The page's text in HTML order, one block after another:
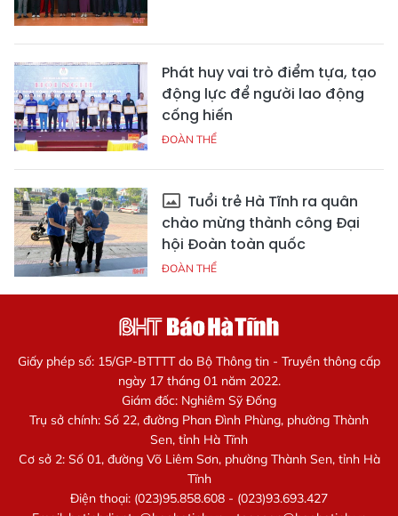
Phát huy vai trò điểm tựa, tạo
động lực để người lao động
cống hiến
ĐOÀN THỂ
Tuổi trẻ Hà Tĩnh ra quân
chào mừng thành công Đại
hội Đoàn toàn quốc
ĐOÀN THỂ
Giấy phép số: 15/GP-BTTTT do Bộ Thông tin - Truyền thông cấp
ngày 17 tháng 01 năm 2022.
Giám đốc: Nghiêm Sỹ Đống
Trụ sở chính: Số 22, đường Phan Đình Phùng, phường Thành
Sen, tỉnh Hà Tĩnh
Cơ sở 2: Số 01, đường Võ Liêm Sơn, phường Thành Sen, tỉnh Hà
Tĩnh
Điện thoại: (023)95.858.608 - (023)93.693.427